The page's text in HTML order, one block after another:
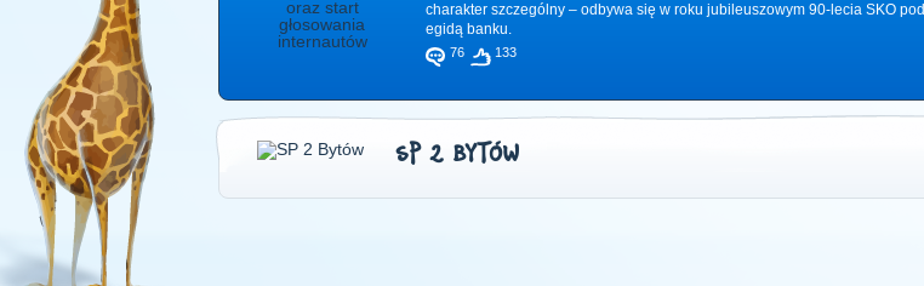
charakter szczególny – odbywa się w roku jubileuszowym 90-lecia SKO pod
egidą banku.
76 133
SP 2 BYTÓW